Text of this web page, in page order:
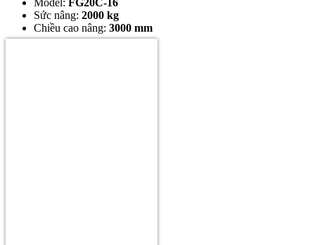
Sức nâng: 2000 kg
Chiều cao nâng: 3000 mm